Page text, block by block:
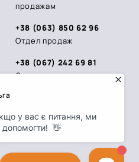
продажам
+38 (063) 850 62 96
Отдел продаж
+38 (067) 242 69 81
Стас, менеджер по